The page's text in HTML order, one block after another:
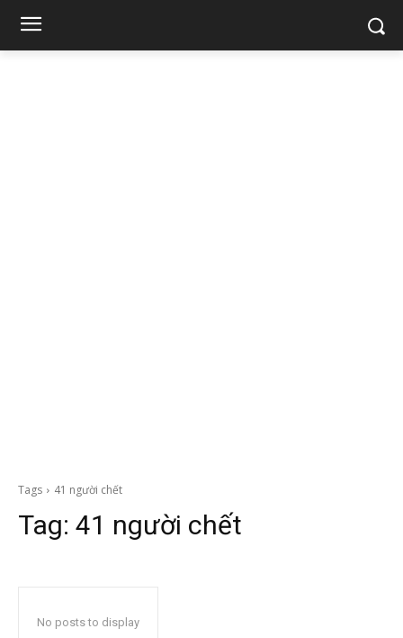
Tags 41 người chết
Tag: 41 người chết
No posts to display